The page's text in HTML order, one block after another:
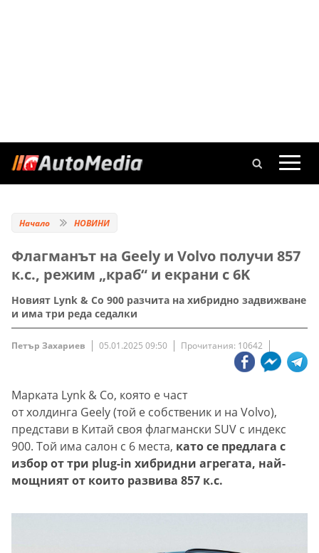
Начало НОВИНИ
Флагманът на Geely и Volvo получи 857
к.с., режим „краб“ и екрани с 6K
Новият Lynk & Co 900 разчита на хибридно задвижване
и има три реда седалки
Петър Захариев 05.01.2025 09:50 Прочитания: 10642
Марката Lynk & Co, която е част
от холдинга Geely (той е собственик и на Volvo),
представи в Китай своя флагмански SUV с индекс
900. Той има салон с 6 места, като се предлага с
избор от три plug-in хибридни агрегата, най-
мощният от които развива 857 к.с.